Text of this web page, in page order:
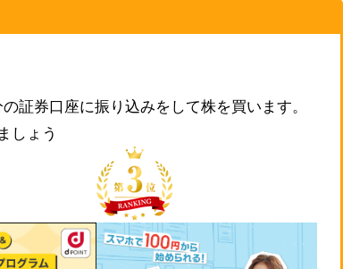
証券口座に振り込みをして株を買います。
しょう